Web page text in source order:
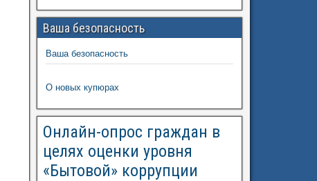
Ваша безопасность
Ваша безопасность
О новых купюрах
Онлайн-опрос граждан в
целях оценки уровня
«Бытовой» коррупции